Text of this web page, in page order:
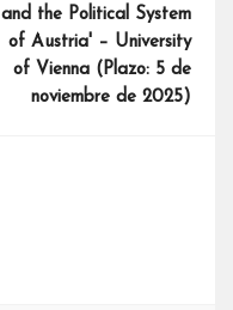
and the Political System
of Austria' – University
of Vienna (Plazo: 5 de
noviembre de 2025)